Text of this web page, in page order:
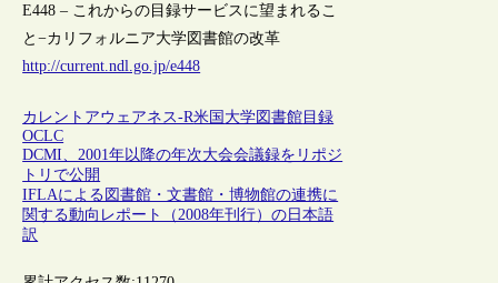
E448 – これからの目録サービスに望まれるこ
と−カリフォルニア大学図書館の改革
http://current.ndl.go.jp/e448
カレントアウェアネス-R米国 大学図書館 目録
OCLC
DCMI、2001年以降の年次大会会議録をリポジ
トリで公開
IFLAによる図書館・文書館・博物館の連携に
関する動向レポート（2008年刊行）の日本語
訳